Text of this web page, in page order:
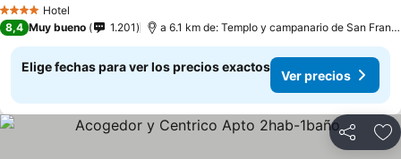
4 EstrellasHotel
8,4 Muy bueno 1.201 a 6.1 km de: Templo y campanario de San Francisco de Asís
Elige fechas para ver los precios exactos
Ver precios
Compartir